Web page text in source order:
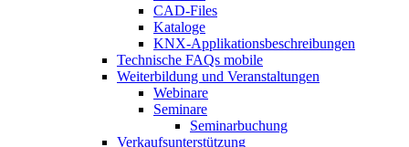
CAD-Files
Kataloge
KNX-Applikationsbeschreibungen
Technische FAQs mobile
Weiterbildung und Veranstaltungen
Webinare
Seminare
Seminarbuchung
Verkaufsunterstützung